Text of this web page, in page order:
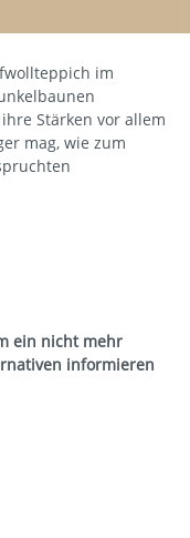
im
Stärken vor allem
mag, wie zum
ein nicht mehr
informieren